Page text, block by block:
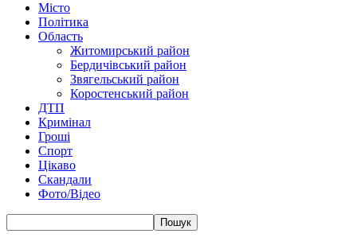
Місто
Політика
Область
Житомирський район
Бердичівський район
Звягельський район
Коростенський район
ДТП
Кримінал
Гроші
Спорт
Цікаво
Скандали
Фото/Відео